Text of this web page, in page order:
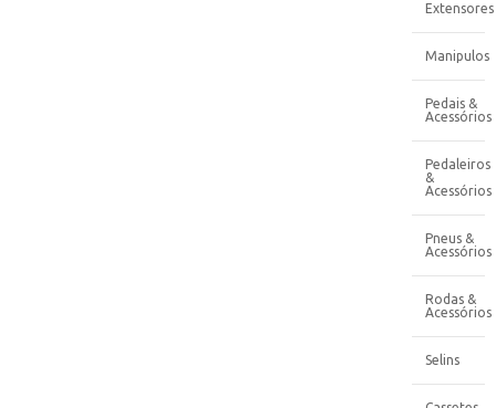
Extensores
Manipulos
Pedais &
Acessórios
Pedaleiros
&
Acessórios
Pneus &
Acessórios
Rodas &
Acessórios
Selins